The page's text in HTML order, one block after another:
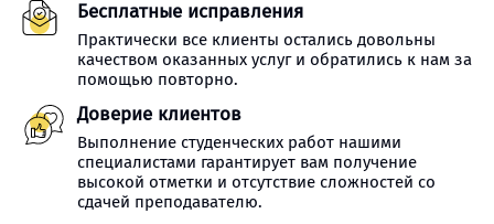
Бесплатные исправления
Практически все клиенты остались довольны
качеством оказанных услуг и обратились к нам за
помощью повторно.
Доверие клиентов
Выполнение студенческих работ нашими
специалистами гарантирует вам получение
высокой отметки и отсутствие сложностей со
сдачей преподавателю.